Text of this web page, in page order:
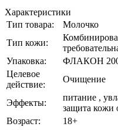
Характеристики
Тип товара:
Молочко
Тип кожи:
Упаковка:
ФЛАКОН
Целевое
действие:
Очищение
Эффекты:
питание ,
защита кожи
Возраст:
18+